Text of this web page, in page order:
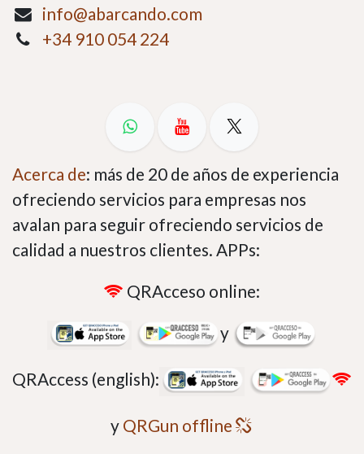
info@abarcando.com
+34 910 054 224
Acerca de: más de 20 de años de experiencia
ofreciendo servicios para empresas nos
avalan para seguir ofreciendo servicios de
calidad a nuestros clientes. APPs:
QRAcceso online:
y
QRAccess (english):
y QRGun offline